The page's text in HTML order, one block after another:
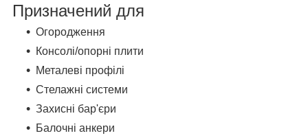
Призначений для
Огородження
Консолі/опорні плити
Металеві профілі
Стелажні системи
Захисні бар'єри
Балочні анкери